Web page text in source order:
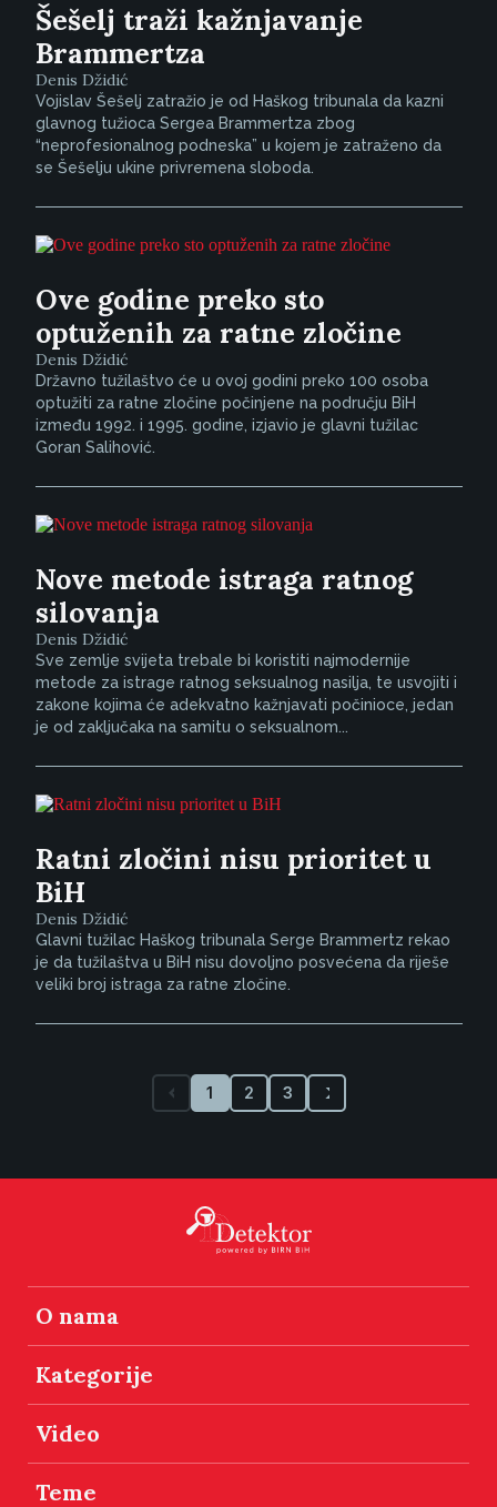
Šešelj traži kažnjavanje
Brammertza
Denis Džidić
Vojislav Šešelj zatražio je od Haškog tribunala da kazni
glavnog tužioca Sergea Brammertza zbog
“neprofesionalnog podneska” u kojem je zatraženo da
se Šešelju ukine privremena sloboda.
Ove godine preko sto
optuženih za ratne zločine
Denis Džidić
Državno tužilaštvo će u ovoj godini preko 100 osoba
optužiti za ratne zločine počinjene na području BiH
između 1992. i 1995. godine, izjavio je glavni tužilac
Goran Salihović.
Nove metode istraga ratnog
silovanja
Denis Džidić
Sve zemlje svijeta trebale bi koristiti najmodernije
metode za istrage ratnog seksualnog nasilja, te usvojiti i
zakone kojima će adekvatno kažnjavati počinioce, jedan
je od zaključaka na samitu o seksualnom...
Ratni zločini nisu prioritet u
BiH
Denis Džidić
Glavni tužilac Haškog tribunala Serge Brammertz rekao
je da tužilaštva u BiH nisu dovoljno posvećena da riješe
veliki broj istraga za ratne zločine.
1 2 3
O nama
Kategorije
Video
Teme